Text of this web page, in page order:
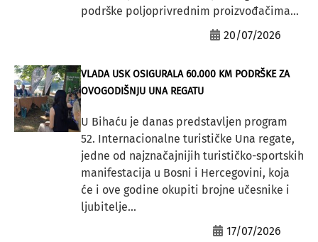
podrške poljoprivrednim proizvođačima...
20/07/2026
VLADA USK OSIGURALA 60.000 KM PODRŠKE ZA
OVOGODIŠNJU UNA REGATU
U Bihaću je danas predstavljen program
52. Internacionalne turističke Una regate,
jedne od najznačajnijih turističko-sportskih
manifestacija u Bosni i Hercegovini, koja
će i ove godine okupiti brojne učesnike i
ljubitelje...
17/07/2026